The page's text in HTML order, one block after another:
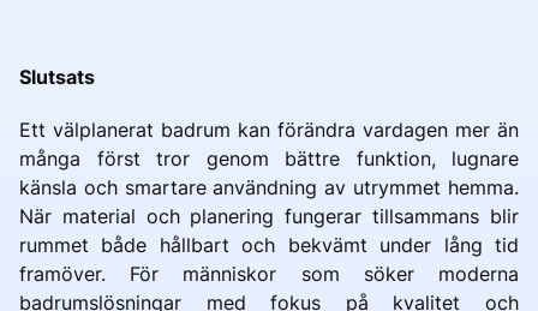
Slutsats
Ett välplanerat badrum kan förändra vardagen mer än
många först tror genom bättre funktion, lugnare
känsla och smartare användning av utrymmet hemma.
När material och planering fungerar tillsammans blir
rummet både hållbart och bekvämt under lång tid
framöver. För människor som söker moderna
badrumslösningar med fokus på kvalitet och